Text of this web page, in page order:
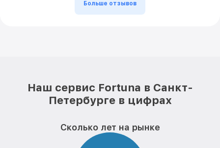
Больше отзывов
Наш сервис Fortuna в Санкт-
Петербурге в цифрах
Сколько лет на рынке